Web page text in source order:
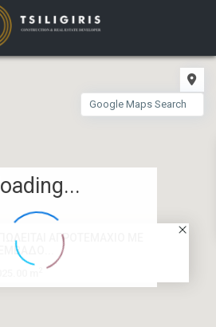
ΠΩΛΕΙΤΑΙ ΑΓΡΟΤΕΜΑΧΙΟ ΜΕ
ΕΜΒΑΔΟ...
loading...